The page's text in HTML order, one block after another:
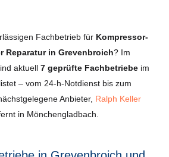
Fachbetrieb für Kompressor-
Reparatur in Grevenbroich? Im
aktuell 7 geprüfte Fachbetriebe im
– vom 24-h-Notdienst bis zum
Anbieter, Ralph Keller
in Mönchengladbach.